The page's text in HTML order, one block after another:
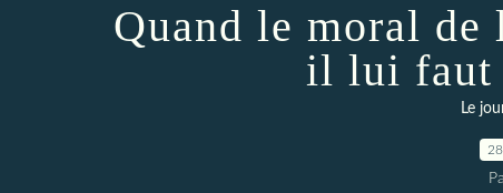
Quand le moral de
il lui faut
Le